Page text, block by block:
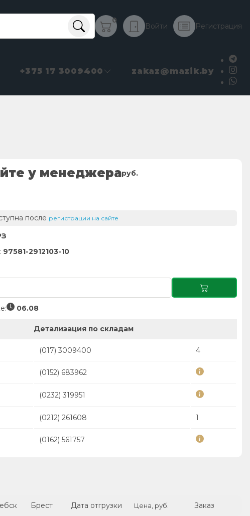
0
Войти Регистрация
+375 17 3009400 zakaz@mazik.by
у менеджераруб.
после регистрации на сайте
97581-2912103-10
06.08
Детализация по складам
(017) 3009400 4
(0152) 683962
(0232) 319951
(0212) 261608 1
(0162) 561757
Брест Дата отгрузки Цена, руб. Заказ